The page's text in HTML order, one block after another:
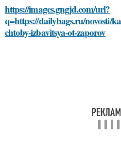
https://images.gngjd.com/url?
q=https://dailybags.ru/novosti/
chtoby-izbavitsya-ot-zaporov